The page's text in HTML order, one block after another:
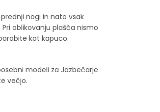
nogi in nato vsak
oblikovanju plašča nismo
kot kapuco.
modeli za Jazbečarje
večjo.